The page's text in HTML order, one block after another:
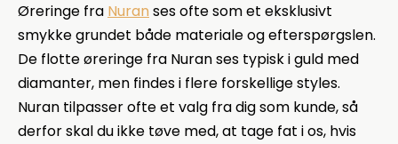
Øreringe fra Nuran ses ofte som et eksklusivt
smykke grundet både materiale og efterspørgslen.
De flotte øreringe fra Nuran ses typisk i guld med
diamanter, men findes i flere forskellige styles.
Nuran tilpasser ofte et valg fra dig som kunde, så
derfor skal du ikke tøve med, at tage fat i os, hvis